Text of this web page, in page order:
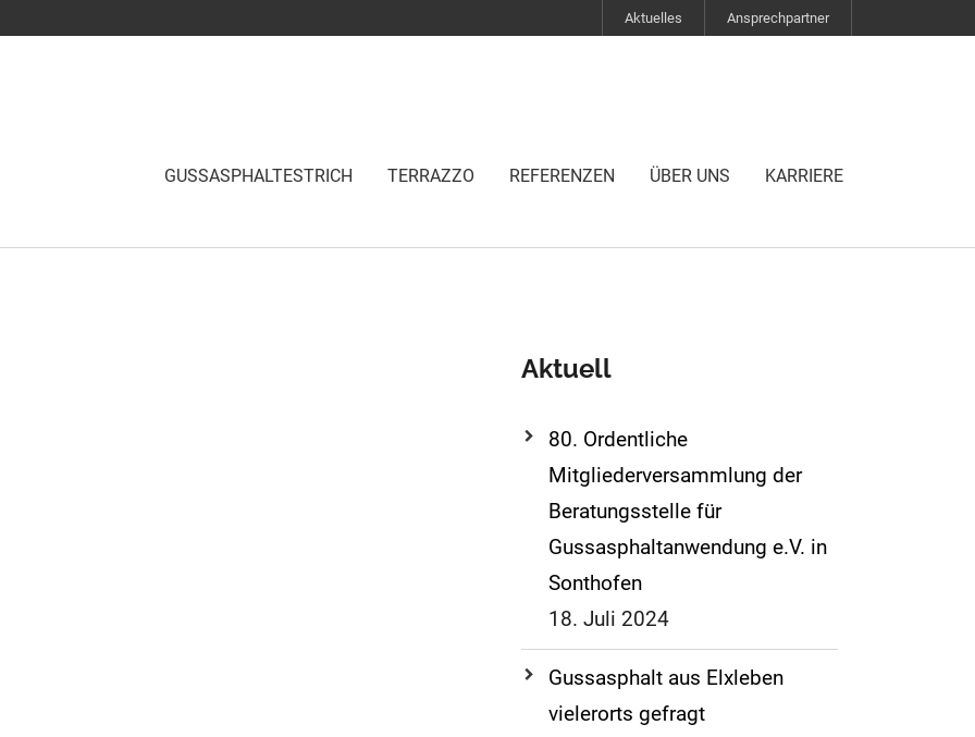
Aktuelles Ansprechpartner
GUSSASPHALTESTRICH TERRAZZO REFERENZEN ÜBER UNS KARRIERE
Aktuell
80. Ordentliche
Mitgliederversammlung der
Beratungsstelle für
Gussasphaltanwendung e.V. in
Sonthofen
18. Juli 2024
Gussasphalt aus Elxleben
vielerorts gefragt